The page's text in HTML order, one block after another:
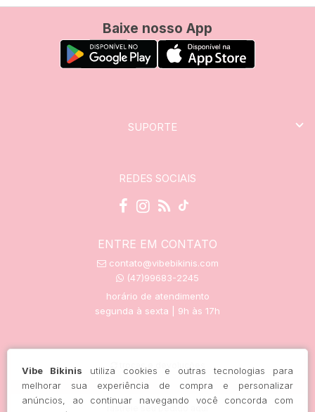
Vibe Bikinis utiliza cookies e outras tecnologias para
melhorar sua experiência de compra e personalizar
anúncios, ao continuar navegando você concorda com
Baixe nosso App
SUPORTE
REDES SOCIAIS
ENTRE EM CONTATO
contato@vibebikinis.com
(47)99683-2245
horário de atendimento
segunda à sexta | 9h às 17h
rastreie seu pedido aqui